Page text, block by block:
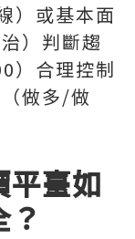
）或基本面
）判斷趨
）合理控制
做多/做
平臺如